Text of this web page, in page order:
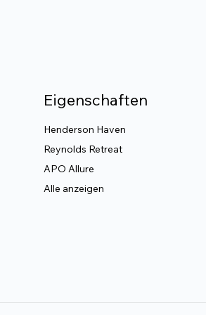
Henderson Haven
Reynolds Retreat
APO Allure
Alle anzeigen
Eigenschaften